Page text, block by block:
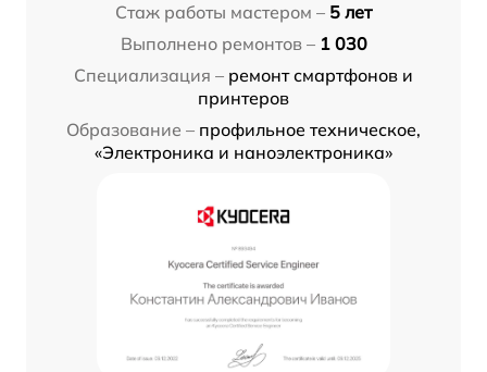
Стаж работы мастером – 5 лет
Выполнено ремонтов – 1 030
Специализация – ремонт смартфонов и
принтеров
Образование – профильное техническое,
«Электроника и наноэлектроника»